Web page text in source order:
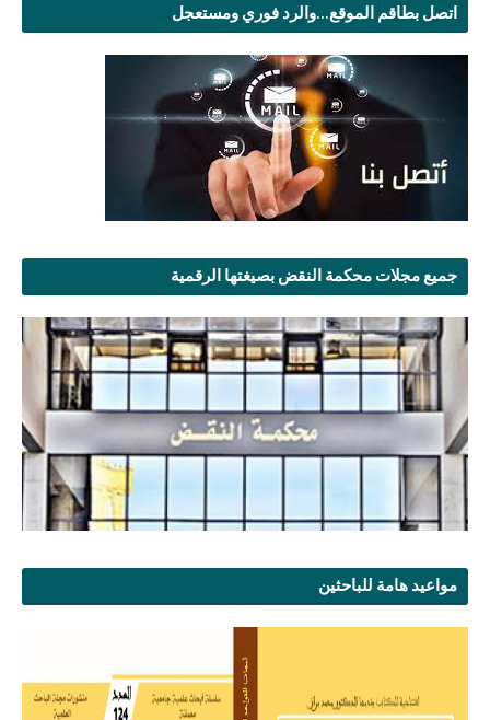
اتصل بطاقم الموقع...والرد فوري ومستعجل
جميع مجلات محكمة النقض بصيغتها الرقمية
مواعيد هامة للباحثين